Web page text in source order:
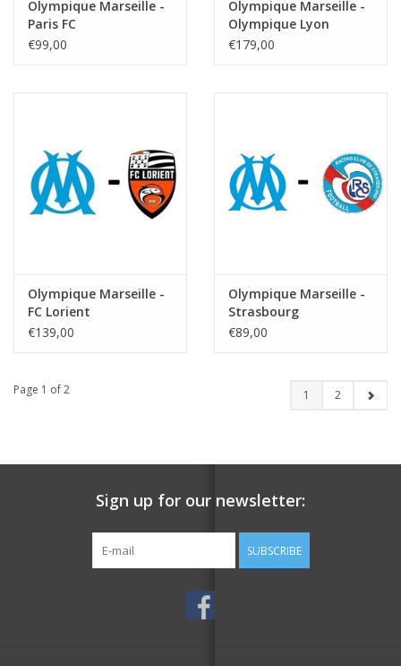
Olympique Marseille -
Paris FC
€99,00
Olympique Marseille -
Olympique Lyon
€179,00
Olympique Marseille -
FC Lorient
€139,00
Olympique Marseille -
Strasbourg
€89,00
Page 1 of 2 1 2
Sign up for our newsletter:
SUBSCRIBE